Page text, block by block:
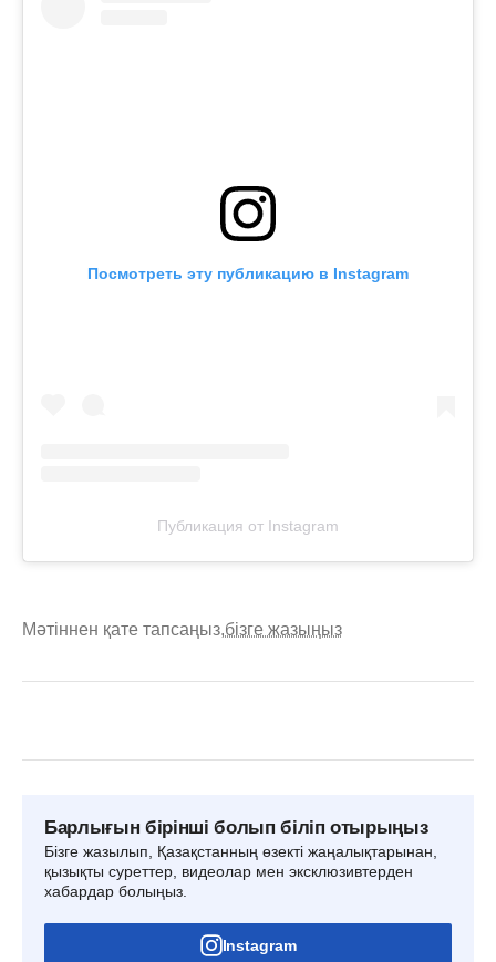
Посмотреть эту публикацию в Instagram
Публикация от Instagram
Мәтіннен қате тапсаңыз,бізге жазыңыз
Барлығын бірінші болып біліп отырыңыз
Бізге жазылып, Қазақстанның өзекті жаңалықтарынан,
қызықты суреттер, видеолар мен эксклюзивтерден
хабардар болыңыз.
Instagram